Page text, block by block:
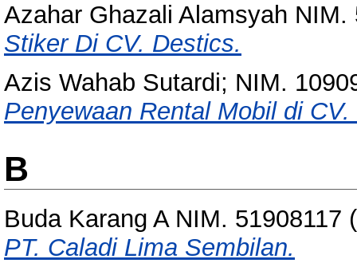
Azahar Ghazali Alamsyah NIM.
Stiker Di CV. Destics.
Azis Wahab Sutardi; NIM.
Penyewaan Rental Mobil di
B
Buda Karang A NIM. 51908117
PT. Caladi Lima Sembilan.